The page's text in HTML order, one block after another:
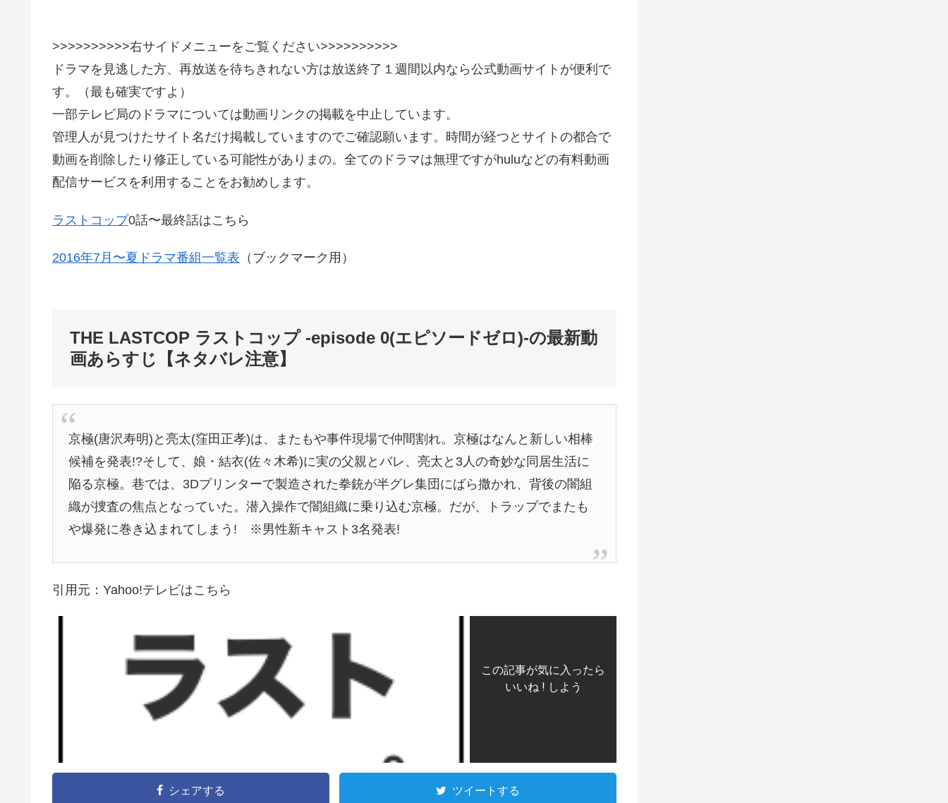
>>>>>>>>>>右サイドメニューをご覧ください>>>>>>>>>>
ドラマを見逃した方、再放送を待ちきれない方は放送終了１週間以内なら公式動画サイトが便利で
す。（最も確実ですよ）
一部テレビ局のドラマについては動画リンクの掲載を中止しています。
管理人が見つけたサイト名だけ掲載していますのでご確認願います。時間が経つとサイトの都合で
動画を削除したり修正している可能性がありまの。全てのドラマは無理ですがhuluなどの有料動画
配信サービスを利用することをお勧めします。
ラストコップ0話〜最終話はこちら
2016年7月〜夏ドラマ番組一覧表 （ブックマーク用）
THE LASTCOP ラストコップ -episode 0(エピソードゼロ)-の最新動
画あらすじ【ネタバレ注意】
京極(唐沢寿明)と亮太(窪田正孝)は、またもや事件現場で仲間割れ。京極はなんと新しい相棒
候補を発表!?そして、娘・結衣(佐々木希)に実の父親とバレ、亮太と3人の奇妙な同居生活に
陥る京極。巷では、3Dプリンターで製造された拳銃が半グレ集団にばら撒かれ、背後の闇組
織が捜査の焦点となっていた。潜入操作で闇組織に乗り込む京極。だが、トラップでまたも
や爆発に巻き込まれてしまう! ※男性新キャスト3名発表!
引用元：Yahoo!テレビはこちら
この記事が気に入ったら
いいね ! しよう
シェアする ツイートする